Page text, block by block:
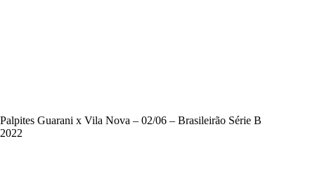
Palpites Guarani x Vila Nova – 02/06 – Brasileirão Série B
2022